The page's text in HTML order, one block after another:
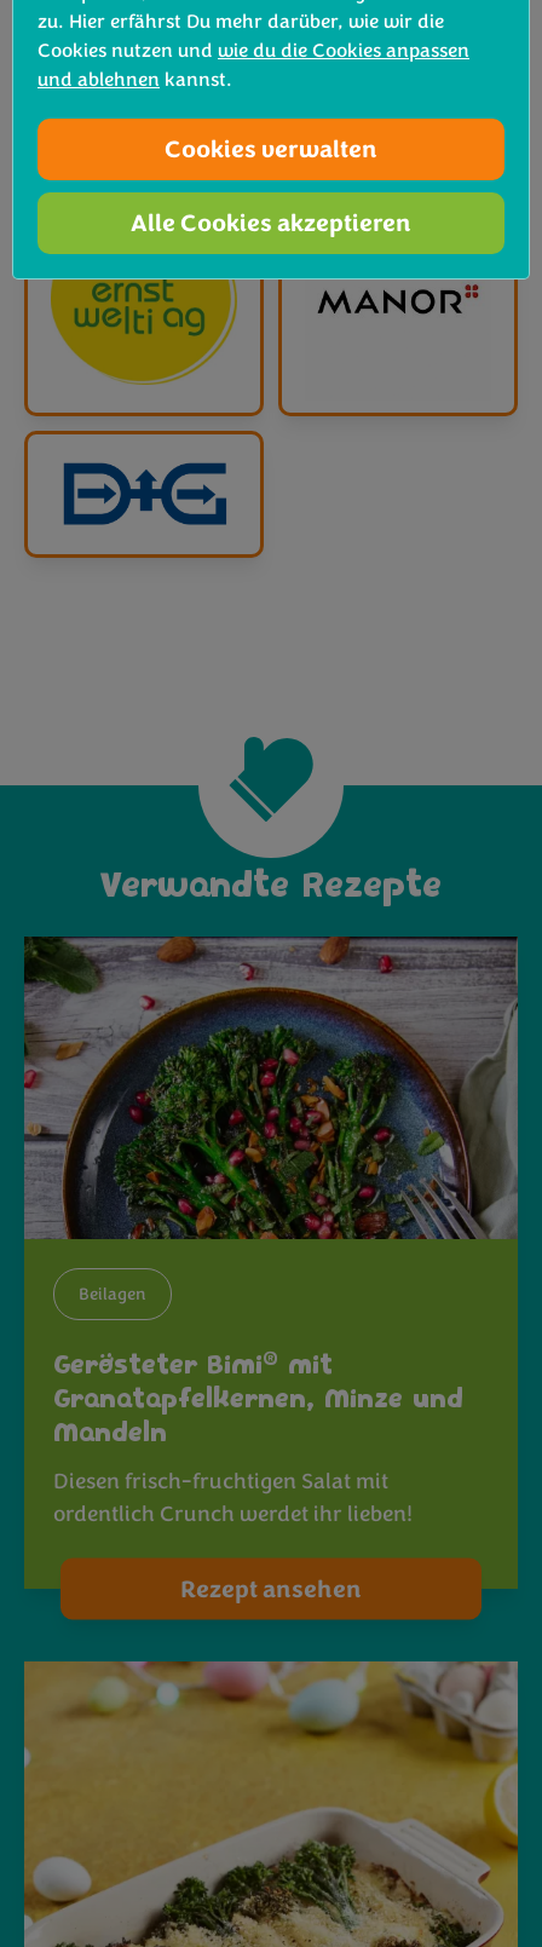
Verwandte Rezepte
Beilagen
Gerösteter Bimi® mit
Granatapfelkernen, Minze und
Mandeln
Diesen frisch-fruchtigen Salat mit
ordentlich Crunch werdet ihr lieben!
Rezept ansehen
zu. Hier erfährst Du mehr darüber, wie wir die
Cookies nutzen und wie du die Cookies anpassen
und ablehnen kannst.
Cookies verwalten
Alle Cookies akzeptieren